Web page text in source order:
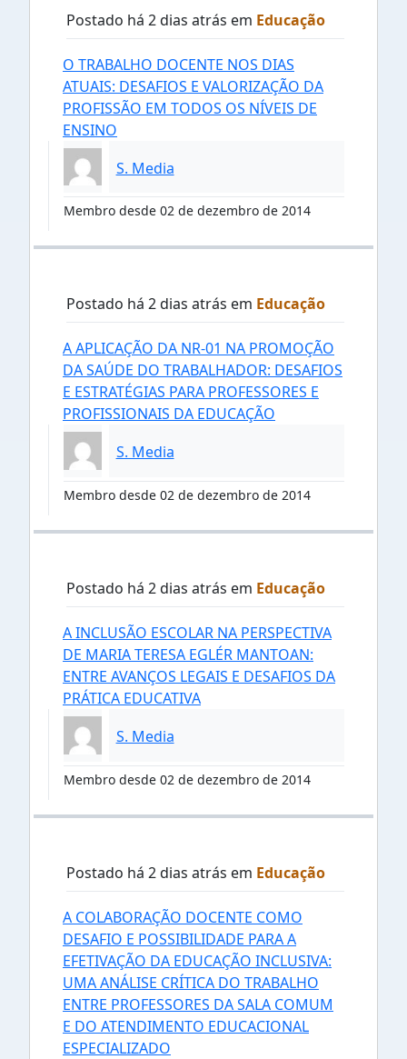
Postado há 2 dias atrás em Educação
O TRABALHO DOCENTE NOS DIAS
ATUAIS: DESAFIOS E VALORIZAÇÃO DA
PROFISSÃO EM TODOS OS NÍVEIS DE
ENSINO
S. Media
Membro desde 02 de dezembro de 2014
Postado há 2 dias atrás em Educação
A APLICAÇÃO DA NR-01 NA PROMOÇÃO
DA SAÚDE DO TRABALHADOR: DESAFIOS
E ESTRATÉGIAS PARA PROFESSORES E
PROFISSIONAIS DA EDUCAÇÃO
S. Media
Membro desde 02 de dezembro de 2014
Postado há 2 dias atrás em Educação
A INCLUSÃO ESCOLAR NA PERSPECTIVA
DE MARIA TERESA EGLÉR MANTOAN:
ENTRE AVANÇOS LEGAIS E DESAFIOS DA
PRÁTICA EDUCATIVA
S. Media
Membro desde 02 de dezembro de 2014
Postado há 2 dias atrás em Educação
A COLABORAÇÃO DOCENTE COMO
DESAFIO E POSSIBILIDADE PARA A
EFETIVAÇÃO DA EDUCAÇÃO INCLUSIVA:
UMA ANÁLISE CRÍTICA DO TRABALHO
ENTRE PROFESSORES DA SALA COMUM
E DO ATENDIMENTO EDUCACIONAL
ESPECIALIZADO